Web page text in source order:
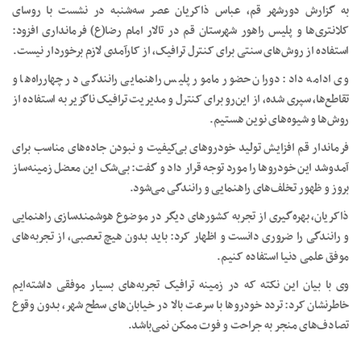
به گزارش دورشهر قم، عباس ذاکریان عصر سه‌شنبه در نشست با روسای
کلانتری‌ها و پلیس راهور شهرستان قم در تالار امام رضا(ع) فرمانداری افزود:
استفاده از روش‌های سنتی برای کنترل ترافیک، از کارآمدی‌ لازم برخوردار نیست.
وی ادامه داد: دوران حضور مامور پلیس راهنمایی رانندگی در چهارراه‌ها و
تقاطع‌ها، سپری شده، از این‌رو برای کنترل و مدیریت ترافیک ناگزیر به استفاده از
روش‌ها و شیوه‌های نوین هستیم.
فرماندار قم افزایش تولید خودروهای بی‌کیفیت و نبودن جاده‌های مناسب برای
آمدوشد این خودروها را مورد توجه قرار داد و گفت: بی‌شک این معضل‌ زمینه‌ساز
بروز و ظهور تخلف‌های راهنمایی و رانندگی می‌شود.
ذاکریان، بهره‌گیری از تجربه کشورهای دیگر در موضوع هوشمندسازی راهنمایی
و رانندگی را ضروری دانست و اظهار کرد: باید بدون هیچ تعصبی، از تجربه‌های
موفق علمی دنیا استفاده کنیم.
وی با بیان این نکته که در زمینه ترافیک تجربه‌های بسیار موفقی داشته‌ایم
خاطرنشان کرد: تردد خودروها با سرعت بالا در خیابان‌های سطح شهر، بدون وقوع
تصادف‌های منجر به جراحت و فوت ممکن نمی‌باشد.